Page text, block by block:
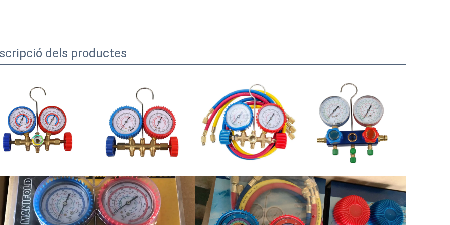
dels productes